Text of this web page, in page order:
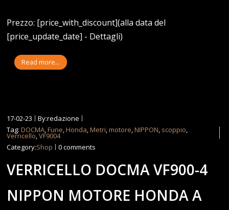
Prezzo: [price_with_discount](alla data del
[price_update_date] - Dettagli)
Read more...
17-02-23
By:redazione
Tag:DOCMA,Fune,Honda,Metri,motore,NIPPON, scoppio,
Verricello,VF9004
Category:Shop 0 comments
VERRICELLO DOCMA VF900-4
NIPPON MOTORE HONDA A